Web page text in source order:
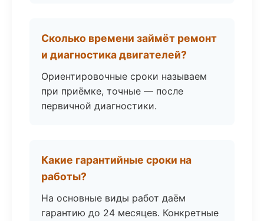
Сколько времени займёт ремонт
и диагностика двигателей?
Ориентировочные сроки называем
при приёмке, точные — после
первичной диагностики.
Какие гарантийные сроки на
работы?
На основные виды работ даём
гарантию до 24 месяцев. Конкретные